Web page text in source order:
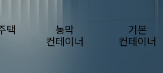
택
농막
컨테이너
기본
컨테이너